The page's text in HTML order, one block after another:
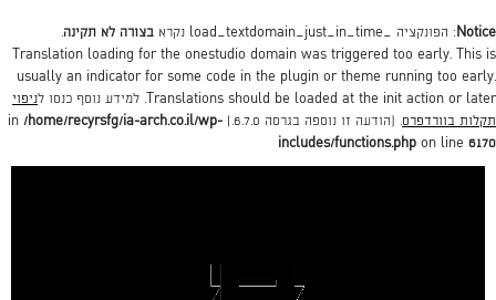
Notice : הפונקציה _load_textdomain_just_in_time נקרא בצורה לא תקינה.
Translation loading for the onestudio domain was triggered too early. This is
usually an indicator for some code in the plugin or theme running too early.
Translations should be loaded at the init action or later. למידע נוסף כנסו ל
ניפוי
תקלות בוורדפרס. (הודעה זו נוספה בגרסה 6.7.0.) in
/home/recyrsfg/ia-arch.co.il/wp-
includes/functions.php on line 6170